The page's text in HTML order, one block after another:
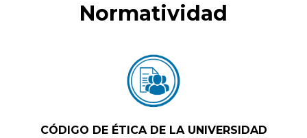
Normatividad
CÓDIGO DE ÉTICA DE LA UNIVERSIDAD